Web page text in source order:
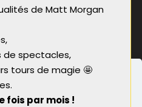
de Matt Morgan
de spectacles,
tours de magie 🤩
fois par mois !